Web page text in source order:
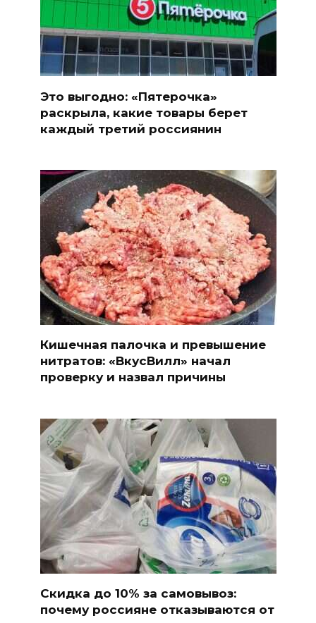
Это выгодно: «Пятерочка»
раскрыла, какие товары берет
каждый третий россиянин
Кишечная палочка и превышение
нитратов: «ВкусВилл» начал
проверку и назвал причины
Скидка до 10% за самовывоз:
почему россияне отказываются от